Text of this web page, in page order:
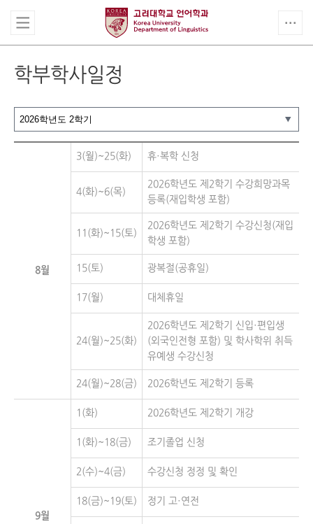
학부학사일정
8월
3(월)~25(화) 휴·복학 신청
4(화)~6(목)
2026학년도 제2학기 수강희망과목
등록(재입학생 포함)
11(화)~15(토)
2026학년도 제2학기 수강신청(재입
학생 포함)
15(토) 광복절(공휴일)
17(월) 대체휴일
24(월)~25(화)
2026학년도 제2학기 신입·편입생
(외국인전형 포함) 및 학사학위 취득
유예생 수강신청
24(월)~28(금) 2026학년도 제2학기 등록
9월
1(화) 2026학년도 제2학기 개강
1(화)~18(금) 조기졸업 신청
2(수)~4(금) 수강신청 정정 및 확인
18(금)~19(토) 정기 고·연전